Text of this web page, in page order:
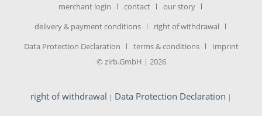
merchant login contact
our story
delivery & payment conditions
right of withdrawal
Data Protection Declaration
terms & conditions
Imprint
© zirb.GmbH | 2026
right of withdrawal | Data Protection Declaration |